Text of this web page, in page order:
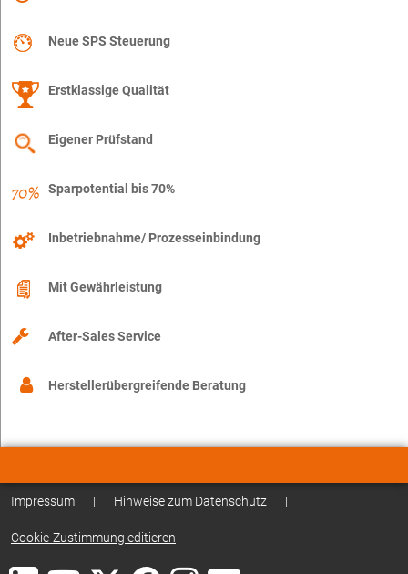
Neue SPS Steuerung
Erstklassige Qualität
Eigener Prüfstand
Sparpotential bis 70%
Inbetriebnahme/ Prozesseinbindung
Mit Gewährleistung
After-Sales Service
Herstellerübergreifende Beratung
Impressum | Hinweise zum Datenschutz |
Cookie-Zustimmung editieren